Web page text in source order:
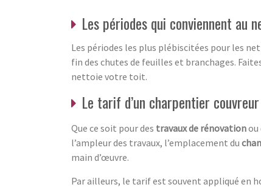
Les périodes qui conviennent au
Les périodes les plus plébiscitées pour les
fin des chutes de feuilles et branchages.
nettoie votre toit.
Le tarif d’un charpentier couvreur
Que ce soit pour des travaux de rénovationou
l’ampleur des travaux, l’emplacement du
main d’œuvre.
Par ailleurs, le tarif est souvent appliqué en